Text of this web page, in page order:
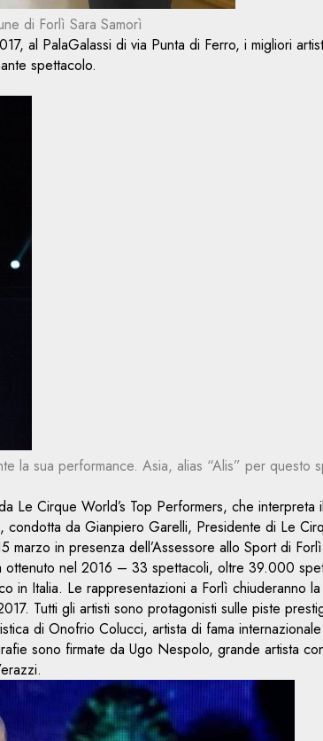
di Forlì Sara Samorì
al PalaGalassi di via Punta di Ferro, i migliori
spettacolo.
la sua performance. Asia, alias “Alis” per questo
Le Cirque World’s Top Performers, che
condotta da Gianpiero Garelli, Presidente di Le
marzo in presenza dell’Assessore allo Sport di
nel 2016 – 33 spettacoli, oltre 39.000
in Italia. Le rappresentazioni a Forlì chiuderanno
Tutti gli artisti sono protagonisti sulle piste
di Onofrio Colucci, artista di fama
sono firmate da Ugo Nespolo, grande artista